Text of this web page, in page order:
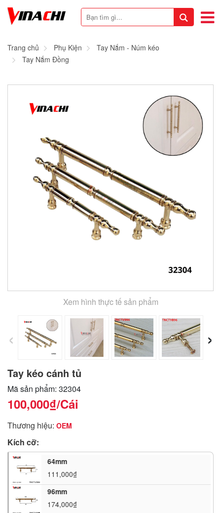
Trang chủ Phụ Kiện
Tay Nắm - Núm kéo
Tay Nắm Đồng
Xem hình thực tế sản phẩm
‹ ›
Tay kéo cánh tủ
Mã sản phẩm: 32304
100,000₫/Cái
Thương hiệu: OEM
Kích cỡ:
64mm
111,000₫
96mm
174,000₫